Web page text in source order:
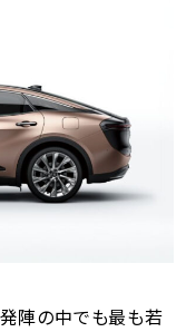
陣の中でも最も若